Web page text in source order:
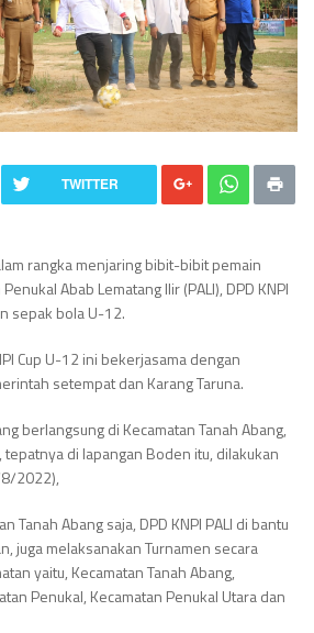
TWITTER
rangka menjaring bibit-bibit pemain
Abab Lematang Ilir (PALI), DPD KNPI
sepak bola U-12.
Cup U-12 ini bekerjasama dengan
setempat dan Karang Taruna.
berlangsung di Kecamatan Tanah Abang,
tepatnya di lapangan Boden itu, dilakukan
2022),
Tanah Abang saja, DPD KNPI PALI di bantu
juga melaksanakan Turnamen secara
yaitu, Kecamatan Tanah Abang,
Penukal, Kecamatan Penukal Utara dan